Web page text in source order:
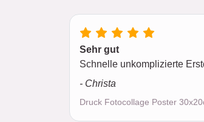
Sehr gut
Schnelle unkomplizierte
- Christa
Druck Fotocollage Poster